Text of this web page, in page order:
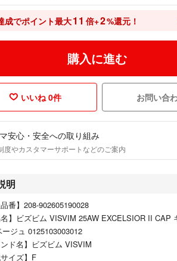
成でポイント最大11 倍+2%還元！
購入に進む
いいね 0件 お問い合
安心・安全への取り組み
度やカスタマーサポートなどのご案内
明
品番】208-902605190028
名】ビズビム VISVIM 25AW EXCELSIOR II CAP
ジュ 0125103003012
ンド名】ビズビム VISVIM
サイズ】F